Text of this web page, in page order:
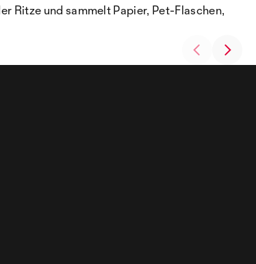
Ritze und sammelt Papier, Pet-Flaschen,